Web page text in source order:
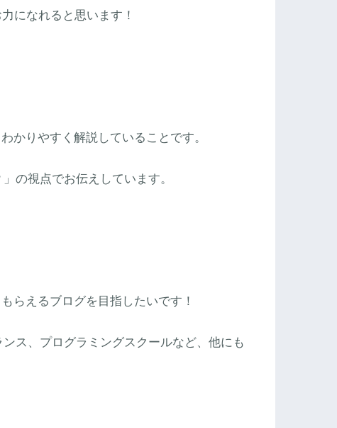
になれると思います！
かりやすく解説していることです。
の視点でお伝えしています。
らえるブログを目指したいです！
ス、プログラミングスクールなど、他にも